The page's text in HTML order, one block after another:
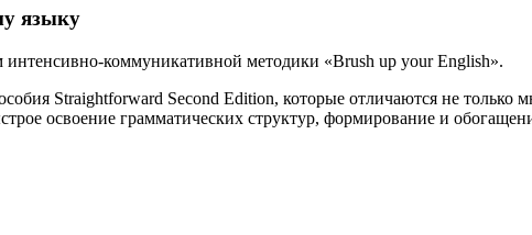
языку
коммуникативной методики «Brush up your English».
Straightforward Second Edition, которые отличаются не только
освоение грамматических структур, формирование и